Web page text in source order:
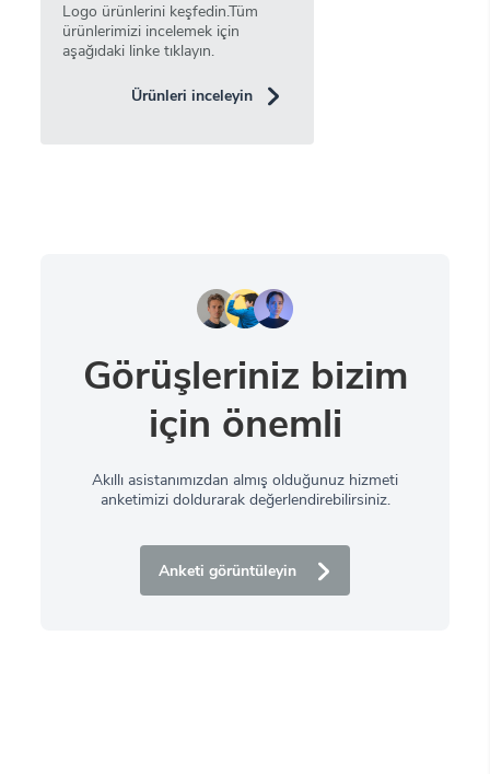
Logo ürünlerini keşfedin.Tüm
ürünlerimizi incelemek için
aşağıdaki linke tıklayın.
Ürünleri inceleyin
Görüşleriniz bizim
için önemli
Akıllı asistanımızdan almış olduğunuz hizmeti
anketimizi doldurarak değerlendirebilirsiniz.
Anketi görüntüleyin